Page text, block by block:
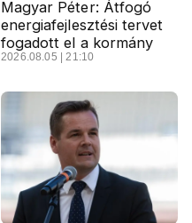
Magyar Péter: Átfogó
energiafejlesztési tervet
fogadott el a kormány
2026.08.05 | 21:10